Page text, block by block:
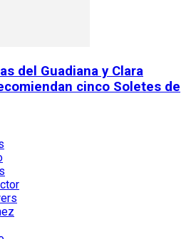
del Guadiana y Clara
cinco Soletes de